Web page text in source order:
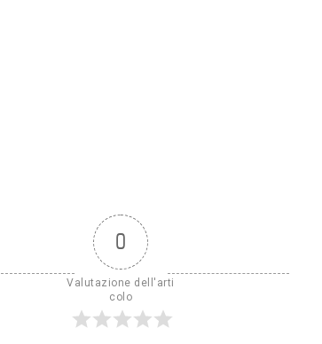
0
Valutazione dell'arti
colo